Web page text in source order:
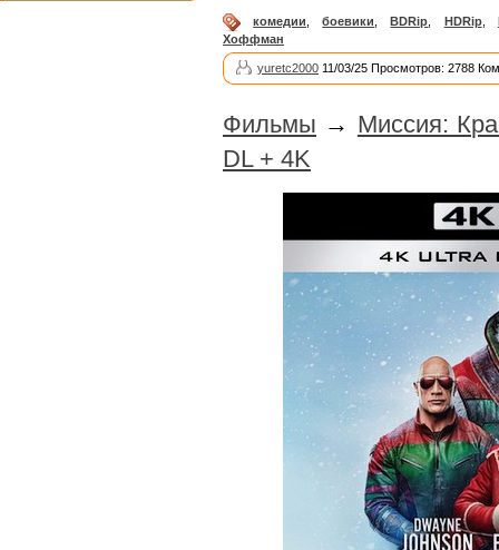
комедии боевики BDRip HDRip,
Хоффман
yuretc2000 11/03/25 Просмотров: 2788
Фильмы → Миссия:
DL + 4K